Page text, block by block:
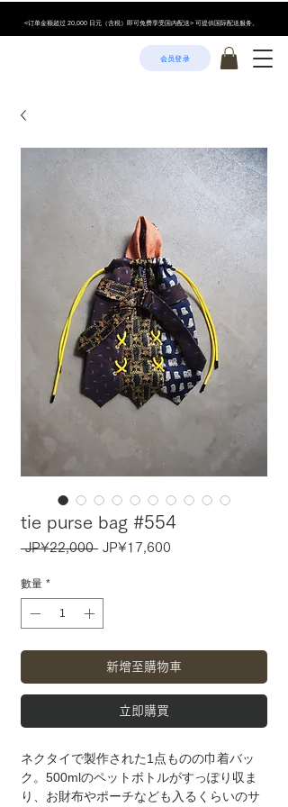
<订单金额超过 20,000 日元（含税）即可免费享受国内配送> 可提供国际配送服务。
会员登录
tie purse bag #554
JP¥22,000 一
格
JP¥17,600
數量 *
新增至購物車
立即購買
ネクタイで製作された1点ものの巾着バッ
ク。500mlのペットボトルがすっぽり収ま
り、お財布やポーチなども入るくらいのサ